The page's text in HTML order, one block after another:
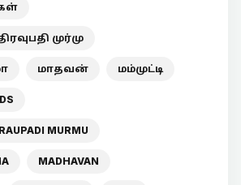
முர்மு
மாதவன் மம்முட்டி
MURMU
MADHAVAN